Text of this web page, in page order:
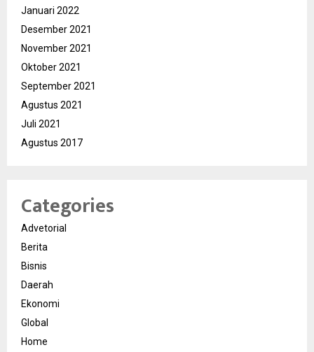
Januari 2022
Desember 2021
November 2021
Oktober 2021
September 2021
Agustus 2021
Juli 2021
Agustus 2017
Categories
Advetorial
Berita
Bisnis
Daerah
Ekonomi
Global
Home